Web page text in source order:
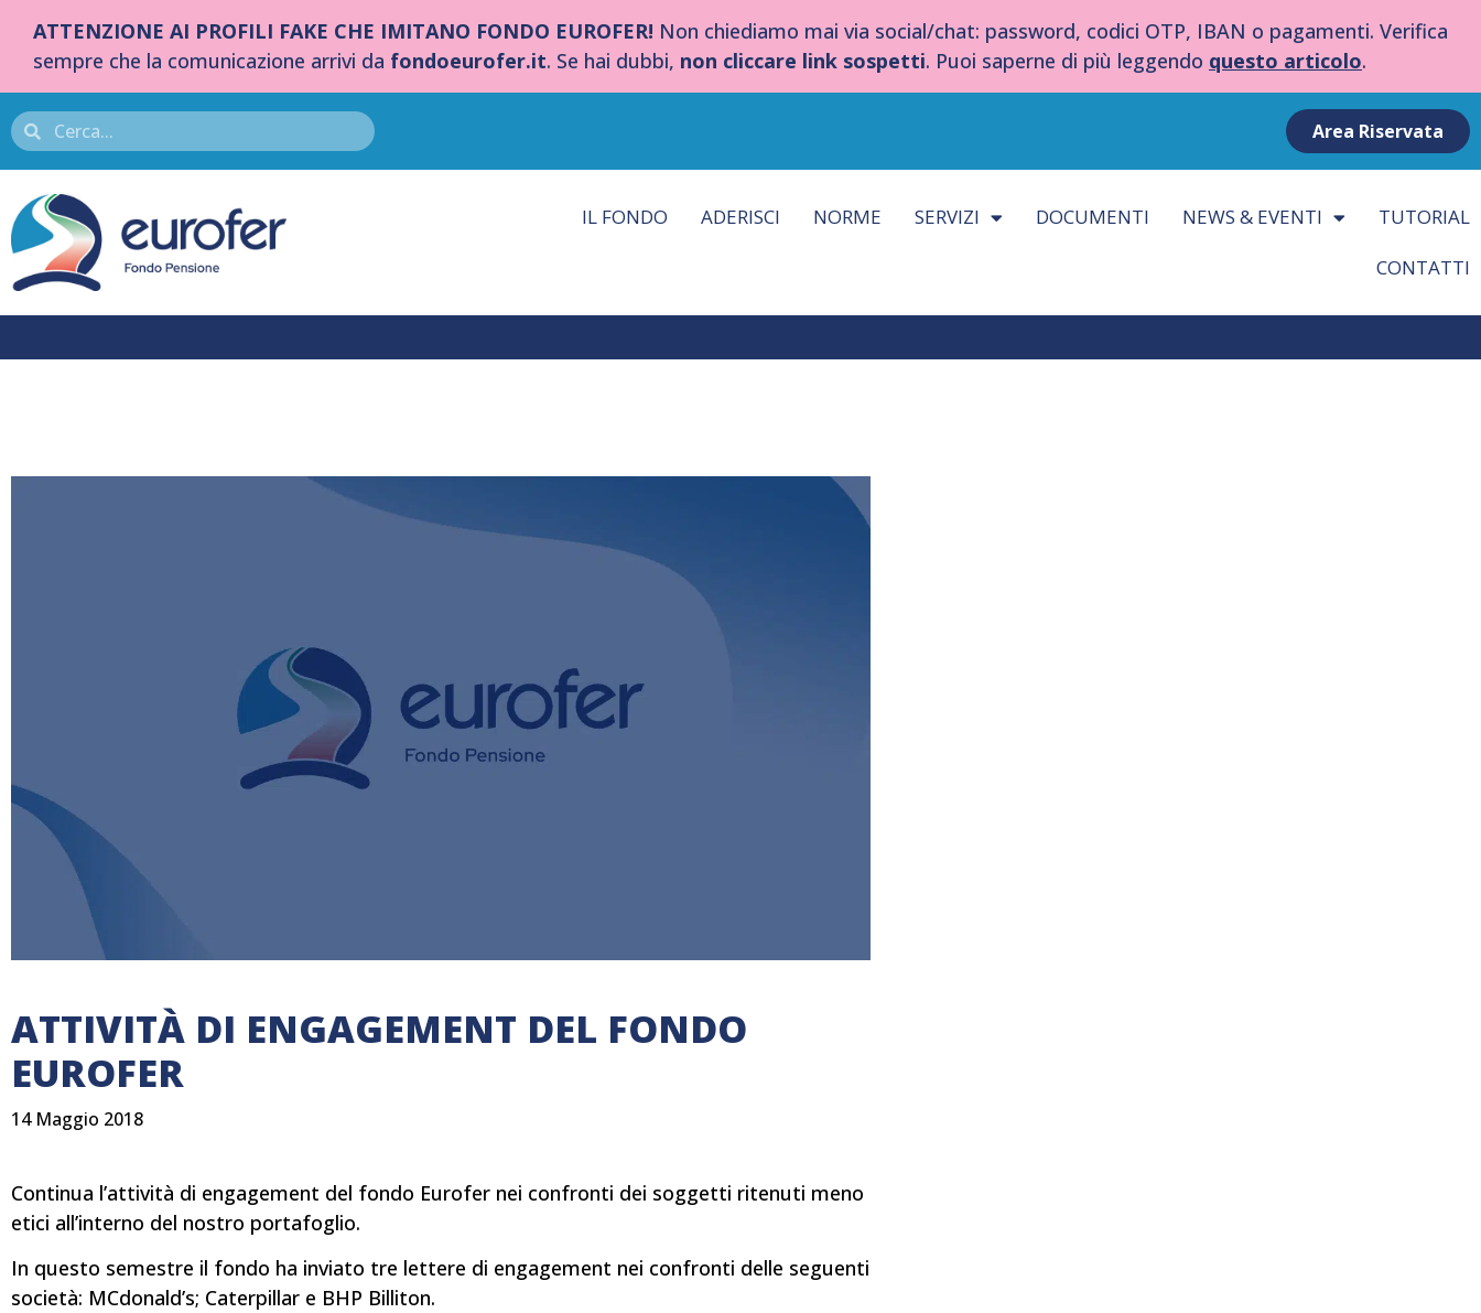
ATTENZIONE AI PROFILI FAKE CHE IMITANO FONDO EUROFER! Non chiediamo mai via social/chat: password, codici OTP, IBAN o pagamenti. Verifica
sempre che la comunicazione arrivi da fondoeurofer.it. Se hai dubbi, non cliccare link sospetti. Puoi saperne di più leggendo questo articolo.
Area Riservata
IL FONDO ADERISCI NORME SERVIZI DOCUMENTI NEWS & EVENTI
TUTORIAL
CONTATTI
ATTIVITÀ DI ENGAGEMENT DEL FONDO
EUROFER
14 Maggio 2018
Continua l’attività di engagement del fondo Eurofer nei confronti dei soggetti ritenuti meno
etici all’interno del nostro portafoglio.
In questo semestre il fondo ha inviato tre lettere di engagement nei confronti delle seguenti
società: MCdonald’s; Caterpillar e BHP Billiton.